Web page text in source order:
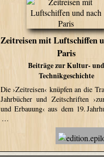
Zeitreisen mit Luftschiffen
Paris
Beiträge zur Kultur- und
Technikgeschichte
Die ›Zeitreisen‹ knüpfen an die
Jahrbücher und Zeitschriften
und Erbauung‹ aus dem 19.
…